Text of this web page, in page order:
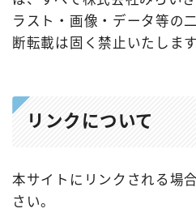
ラスト・画像・データ等の
断転載は固く禁止いたします
リンクについて
本サイトにリンクされる場
さい。